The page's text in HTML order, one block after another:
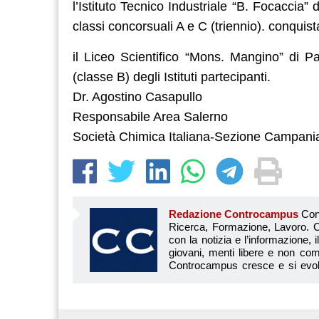
l’Istituto Tecnico Industriale “B.
classi concorsuali A e C (triennio).
il Liceo Scientifico “Mons. Mangino” di
(classe B) degli Istituti partecipanti.
Dr. Agostino Casapullo
Responsabile Area Salerno
Società Chimica Italiana-Sezione
Redazione Controcampus Controcampus è Il magazine più letto dai giovani su: Scuola, Università, Ricerca, Formazione, Lavoro. Controcampus nasce nell’ottobre 2001 con la missione di affiancare con la notizia e l’informazione, il mondo dell’istruzione e dell’università. Il suo cuore pulsante sono i giovani, menti libere e non compromesse da nessun interesse di parte. Il progetto è ambizioso e Controcampus cresce e si evolve arricchendo il proprio staff con nuovi giovani vogliosi di